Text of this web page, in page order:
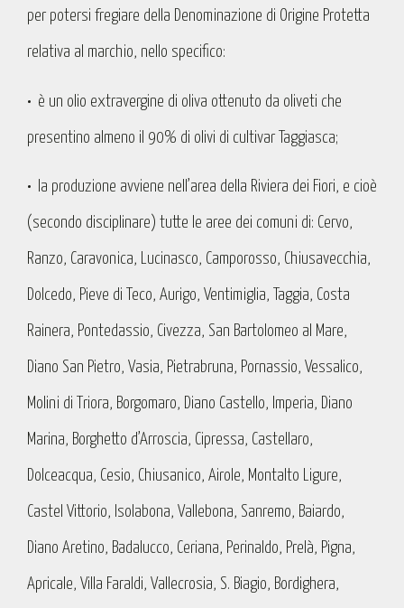
per potersi fregiare della Denominazione di Origine Protetta
relativa al marchio, nello specifico:
• è un olio extravergine di oliva ottenuto da oliveti che
presentino almeno il 90% di olivi di cultivar Taggiasca;
• la produzione avviene nell’area della Riviera dei Fiori, e cioè
(secondo disciplinare) tutte le aree dei comuni di: Cervo,
Ranzo, Caravonica, Lucinasco, Camporosso, Chiusavecchia,
Dolcedo, Pieve di Teco, Aurigo, Ventimiglia, Taggia, Costa
Rainera, Pontedassio, Civezza, San Bartolomeo al Mare,
Diano San Pietro, Vasia, Pietrabruna, Pornassio, Vessalico,
Molini di Triora, Borgomaro, Diano Castello, Imperia, Diano
Marina, Borghetto d’Arroscia, Cipressa, Castellaro,
Dolceacqua, Cesio, Chiusanico, Airole, Montalto Ligure,
Castel Vittorio, Isolabona, Vallebona, Sanremo, Baiardo,
Diano Aretino, Badalucco, Ceriana, Perinaldo, Prelà, Pigna,
Apricale, Villa Faraldi, Vallecrosia, S. Biagio, Bordighera,